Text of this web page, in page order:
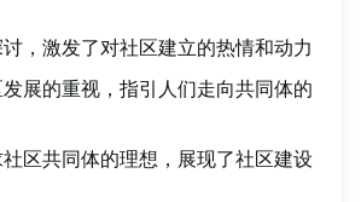
，激发了对社区建立的热情和动力
展的重视，指引人们走向共同体的
区共同体的理想，展现了社区建设